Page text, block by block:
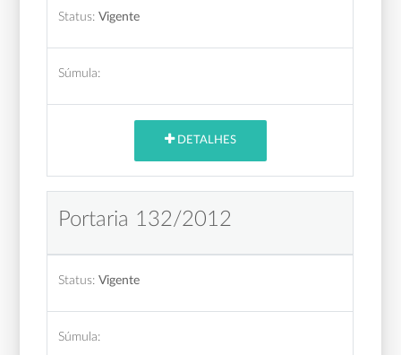
Status: Vigente
Súmula:
DETALHES
Portaria 132/2012
Status: Vigente
Súmula: